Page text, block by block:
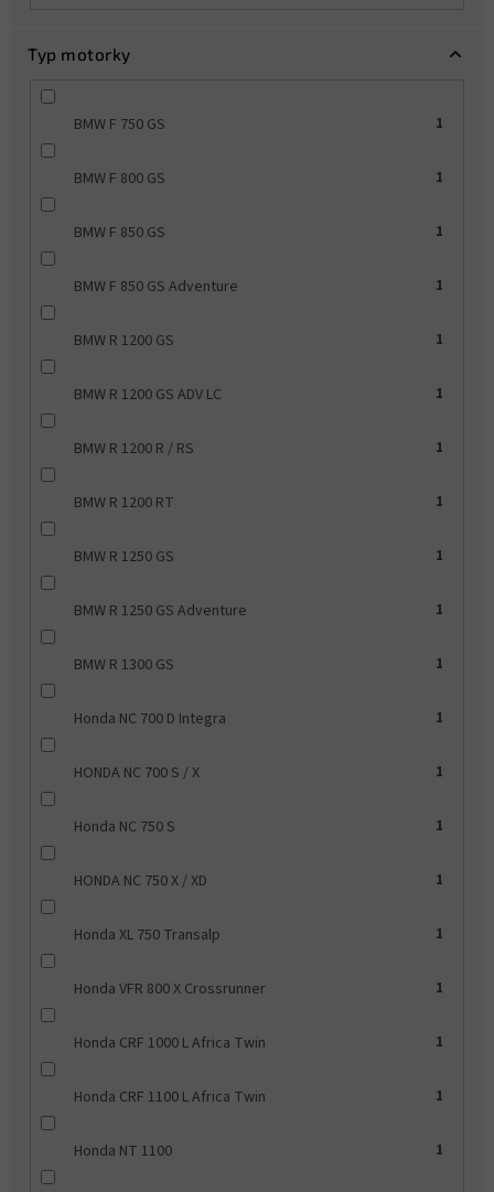
Typ motorky
BMW F 750 GS 1
BMW F 800 GS 1
BMW F 850 GS 1
BMW F 850 GS Adventure 1
BMW R 1200 GS 1
BMW R 1200 GS ADV LC 1
BMW R 1200 R / RS 1
BMW R 1200 RT 1
BMW R 1250 GS 1
BMW R 1250 GS Adventure 1
BMW R 1300 GS 1
Honda NC 700 D Integra 1
HONDA NC 700 S / X 1
Honda NC 750 S 1
HONDA NC 750 X / XD 1
Honda XL 750 Transalp 1
Honda VFR 800 X Crossrunner 1
Honda CRF 1000 L Africa Twin 1
Honda CRF 1100 L Africa Twin 1
Honda NT 1100 1